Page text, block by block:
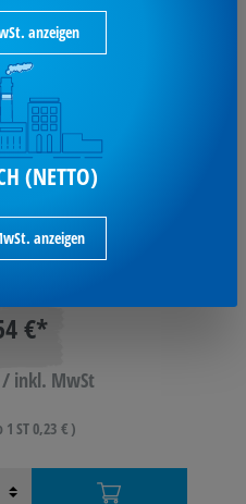
Schlüsselring 100
25mm Metall si 100 St.
Varianten aufrufen
€*
/ inkl. MwSt
ST 0,23 € )
anzeigen
(NETTO)
anzeigen